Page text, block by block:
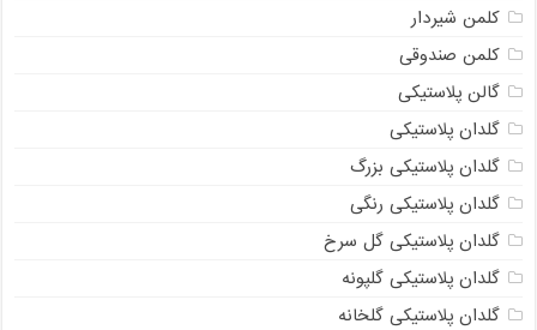
کلمن شیردار
کلمن صندوقی
گالن پلاستیکی
گلدان پلاستیکی
گلدان پلاستیکی بزرگ
گلدان پلاستیکی رنگی
گلدان پلاستیکی گل سرخ
گلدان پلاستیکی گلپونه
گلدان پلاستیکی گلخانه